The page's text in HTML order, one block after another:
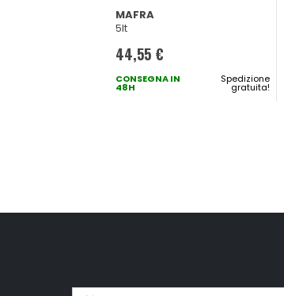
MAFRA
5lt
44,55 €
CONSEGNA IN
48H
Spedizione
gratuita!